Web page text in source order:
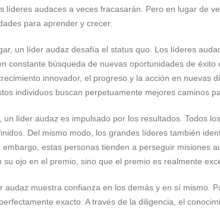
líderes audaces a veces fracasarán. Pero en lugar de
para aprender y crecer.
un líder audaz desafía el status quo. Los líderes
constante búsqueda de nuevas oportunidades de
innovador, el progreso y la acción en nuevas
individuos buscan perpetuamente mejores caminos
un líder audaz es impulsado por los resultados. Todos
Del mismo modo, los grandes líderes también
embargo, estas personas tienden a perseguir misiones
su ojo en el premio, sino que el premio es realmente
audaz muestra confianza en los demás y en sí mismo.
exacto. A través de la diligencia, el